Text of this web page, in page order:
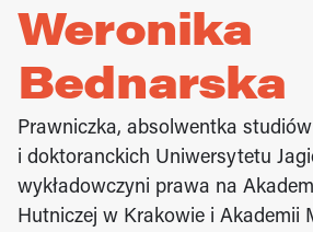
Weronika
Bednarska
Prawniczka, absolwentka
i doktoranckich Uniwersytetu
wykładowczyni prawa na
Hutniczej w Krakowie i Akademii